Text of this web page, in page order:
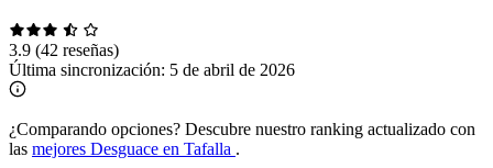
3.9 (42 reseñas)
Última sincronización: 5 de abril de 2026
¿Comparando opciones? Descubre nuestro ranking actualizado con
las mejores Desguace en Tafalla .